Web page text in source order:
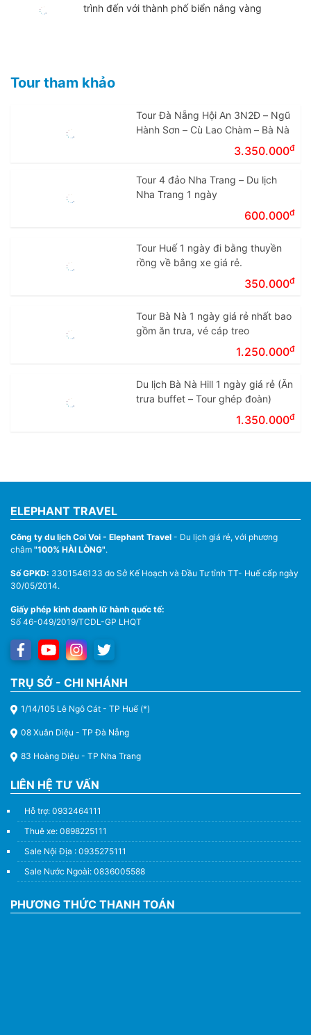
trình đến với thành phố biển nắng vàng
Tour tham khảo
Tour Đà Nẵng Hội An 3N2Đ – Ngũ
Hành Sơn – Cù Lao Chàm – Bà Nà
3.350.000đ
Tour 4 đảo Nha Trang – Du lịch
Nha Trang 1 ngày
600.000đ
Tour Huế 1 ngày đi bằng thuyền
rồng về bằng xe giá rẻ.
350.000đ
Tour Bà Nà 1 ngày giá rẻ nhất bao
gồm ăn trưa, vé cáp treo
1.250.000đ
Du lịch Bà Nà Hill 1 ngày giá rẻ (Ăn
trưa buffet – Tour ghép đoàn)
1.350.000đ
ELEPHANT TRAVEL
Công ty du lịch Coi Voi - Elephant Travel - Du lịch giá rẻ, với phương
châm "100% HÀI LÒNG".
Số GPKD: 3301546133 do Sở Kế Hoạch và Đầu Tư tỉnh TT- Huế cấp ngày
30/05/2014.
Giấy phép kinh doanh lữ hành quốc tế:
Số 46-049/2019/TCDL-GP LHQT
TRỤ SỞ - CHI NHÁNH
1/14/105 Lê Ngô Cát - TP Huế (*)
08 Xuân Diệu - TP Đà Nẵng
83 Hoàng Diệu - TP Nha Trang
LIÊN HỆ TƯ VẤN
Hỗ trợ: 0932464111
Thuê xe: 0898225111
Sale Nội Địa : 0935275111
Sale Nước Ngoài: 0836005588
PHƯƠNG THỨC THANH TOÁN